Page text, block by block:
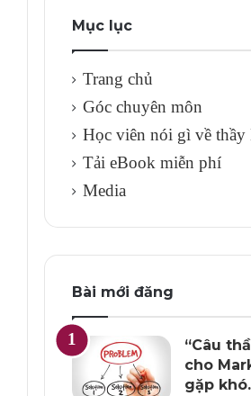
Mục lục
Trang chủ
Góc chuyên môn
Học viên nói gì về thầy
Tải eBook miễn phí
Media
Bài mới đăng
“Câu
cho
gặp